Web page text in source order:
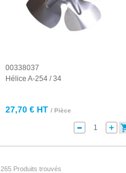
00338037
Hélice A-254 / 34
27,70 € HT / Pièce
265 Produits trouvés